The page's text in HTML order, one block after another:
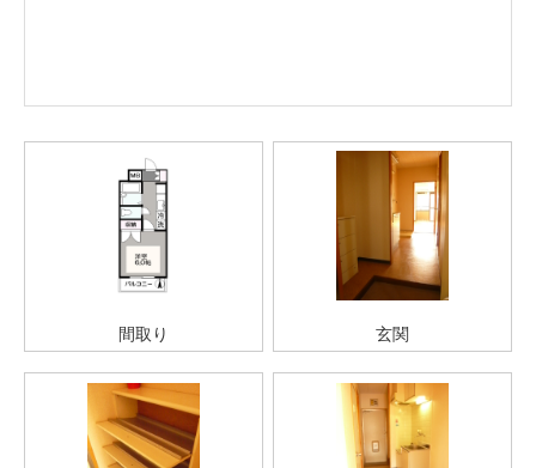
間取り 玄関